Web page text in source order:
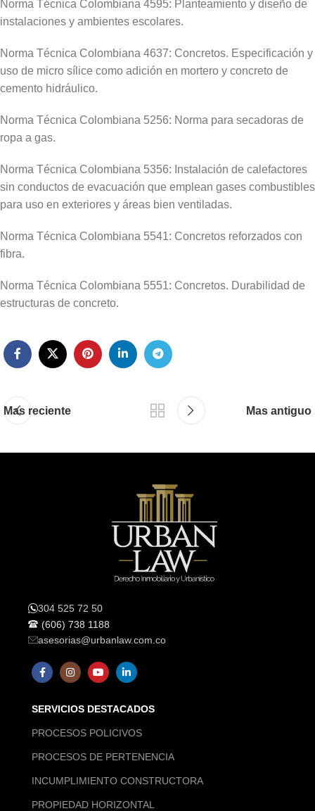
Norma Técnica Colombiana 4595: Planteamiento y diseño de
instalaciones y ambientes escolares.
Norma Técnica Colombiana 4637: Concretos. Especificación y
uso de micro sílice como adición en mortero y concreto de
cemento hidráulico.
Norma Técnica Colombiana 5256: Norma para secadoras de
ropa a gas.
Norma Técnica Colombiana 5356: Instalación de calefactores
sin conductos de evacuación que emplean gases combustibles
para uso en exteriores y áreas bien ventiladas.
Norma Técnica Colombiana 5541: Concretos reforzados con
fibra.
Norma Técnica Colombiana 5551: Concretos. Durabilidad de
estructuras de concreto.
Mas reciente Mas antiguo
304 525 72 50
(606) 738 1188
asesorias@urbanlaw.com.co
SERVICIOS DESTACADOS
PROCESOS POLICIVOS
PROCESOS DE PERTENENCIA
INCUMPLIMIENTO CONSTRUCTORA
PROPIEDAD HORIZONTAL